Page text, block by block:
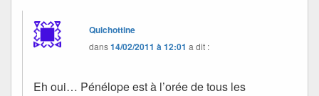
Quichottine
dans14/02/2011 à 12:01 a dit :
Eh oui… Pénélope est à l’orée de tous les